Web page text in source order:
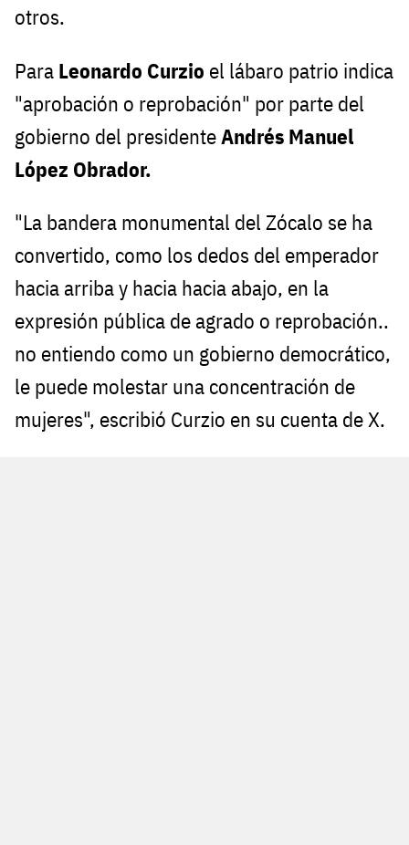
otros.
Para Leonardo Curzio el lábaro patrio indica
"aprobación o reprobación" por parte del
gobierno del presidenteAndrés Manuel
López Obrador.
"La bandera monumental del Zócalo se ha
convertido, como los dedos del emperador
hacia arriba y hacia hacia abajo, en la
expresión pública de agrado o reprobación..
no entiendo como un gobierno democrático,
le puede molestar una concentración de
mujeres", escribió Curzio en su cuenta de X.